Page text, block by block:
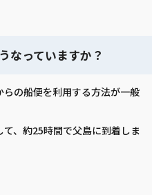
なっていますか？
の船便を利用する方法が一般
、約25時間で父島に到着しま